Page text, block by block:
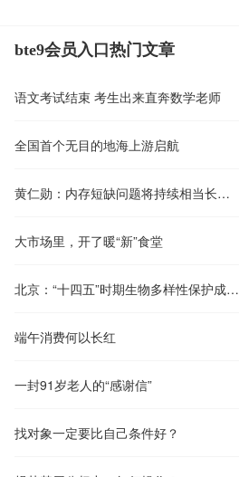
bte9会员入口热门文章
语文考试结束 考生出来直奔数学老师
全国首个无目的地海上游启航
黄仁勋：内存短缺问题将持续相当长一段时间
大市场里，开了暖“新”食堂
北京：“十四五”时期生物多样性保护成效显著
端午消费何以长红
一封91岁老人的“感谢信”
找对象一定要比自己条件好？